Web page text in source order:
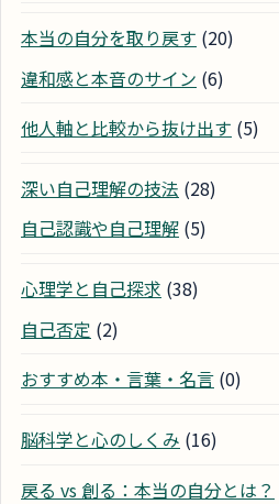
本当の自分を取り戻す (20)
違和感と本音のサイン (6)
他人軸と比較から抜け出す (5)
深い自己理解の技法 (28)
自己認識や自己理解 (5)
心理学と自己探求 (38)
自己否定 (2)
おすすめ本・言葉・名言 (0)
脳科学と心のしくみ (16)
戻る vs 創る：本当の自分とは？